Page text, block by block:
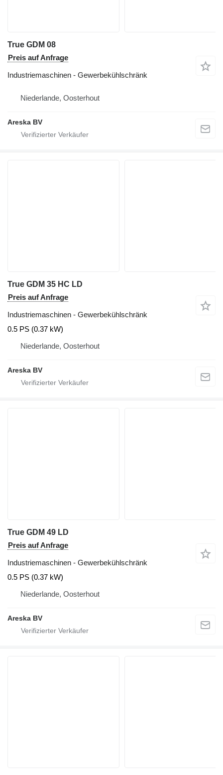
True GDM 08
Preis auf Anfrage
Industriemaschinen - Gewerbekühlschränk
Niederlande, Oosterhout
Areska BV
True GDM 35 HC LD
Preis auf Anfrage
Industriemaschinen - Gewerbekühlschränk
0.5 PS (0.37 kW)
Niederlande, Oosterhout
Areska BV
True GDM 49 LD
Preis auf Anfrage
Industriemaschinen - Gewerbekühlschränk
0.5 PS (0.37 kW)
Niederlande, Oosterhout
Areska BV